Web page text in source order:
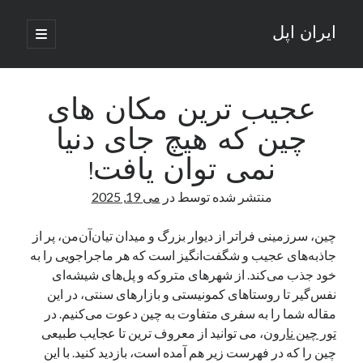
ایران اپل
باز
کردن
اصلی
نوار
نوشته‌های تازه
راه‌های اتصال موبایل و کامپیوتر به یکدیگر: تجربه‌ای یکپارچه و کاربردی
انتقاد کاربران از اتمام زودهنگام بسته‌های اینترنت ایرانسل همزمان با شرایط
ادعای نت‌بلاکس: قطعی اینترنت ایران بیش از 120 ساعت ادامه یافت؛ اتصال
کشور به حدود یک درصد رسید
قطعی اینترنت در ایران از مرز 48 ساعت گذشت!
گوشی HMD Luma با دوربین 50 مگاپیکسل و نمایشگر 120 هرتز رونمایی شد
آخرین دیدگاه‌ها
عجیب ترین مکان های
چین که هیچ جای دنیا
نمی توان یافت!
منتشر شده توسطدر می 19, 2025
چین، سرزمینی فراتر از دیوار بزرگ و میدان تیان‌آن‌من، پر از
جاذبه‌های عجیب و شگفت‌انگیز است که هر ماجراجویی را به
خود جذب می‌کند. از شهرهای متروکه و پل‌های شیشه‌ای
نفس‌گیر تا روستاهای کمونیستی و بازارهای سنتی، در این
مقاله شما را به سفری متفاوت به چین دعوت می‌کنیم. در
تور چین نارون، می توانید از معروف ترین تا عجایب طبیعی
چین را که در فهرست زیر هم آمده است، بازدید کنید. با این